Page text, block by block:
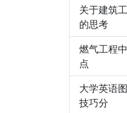
关于建筑
的思考
燃气工程
点
大学英语
技巧分